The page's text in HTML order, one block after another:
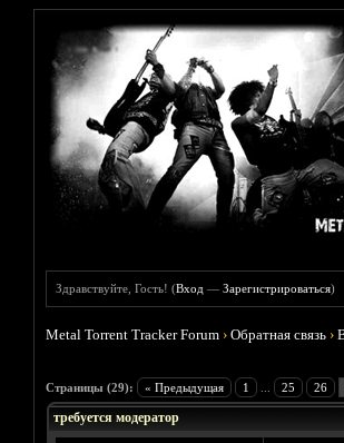
Здравствуйте, Гость! (Вход —Зарегистрироваться)
Metal Torrent Tracker Forum ›Обратная связь ›
Страницы (29): « Предыдущая 1 25 26
Голосов: 5 - Средняя оценка: 5
1
2
3
4
5
требуется модератор